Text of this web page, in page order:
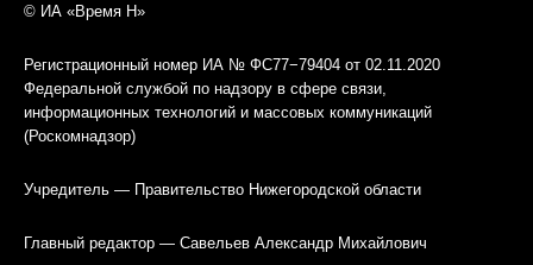
© ИА «Время Н»
Регистрационный номер ИА № ФС77−79404 от 02.11.2020
Федеральной службой по надзору в сфере связи,
информационных технологий и массовых коммуникаций
(Роскомнадзор)
Учредитель — Правительство Нижегородской области
Главный редактор — Савельев Александр Михайлович